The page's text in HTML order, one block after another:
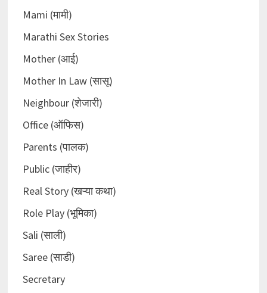
Mami (मामी)
Marathi Sex Stories
Mother (आई)
Mother In Law (सासू)
Neighbour (शेजारी)
Office (ऑफिस)
Parents (पालक)
Public (जाहीर)
Real Story (खऱ्या कथा)
Role Play (भूमिका)
Sali (साली)
Saree (साडी)
Secretary